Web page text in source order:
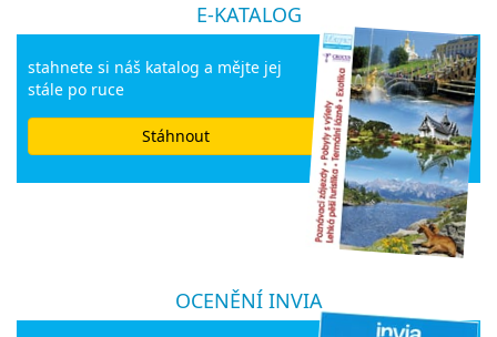
E-KATALOG
stahnete si náš katalog a mějte jej
stále po ruce
Stáhnout
OCENĚNÍ INVIA